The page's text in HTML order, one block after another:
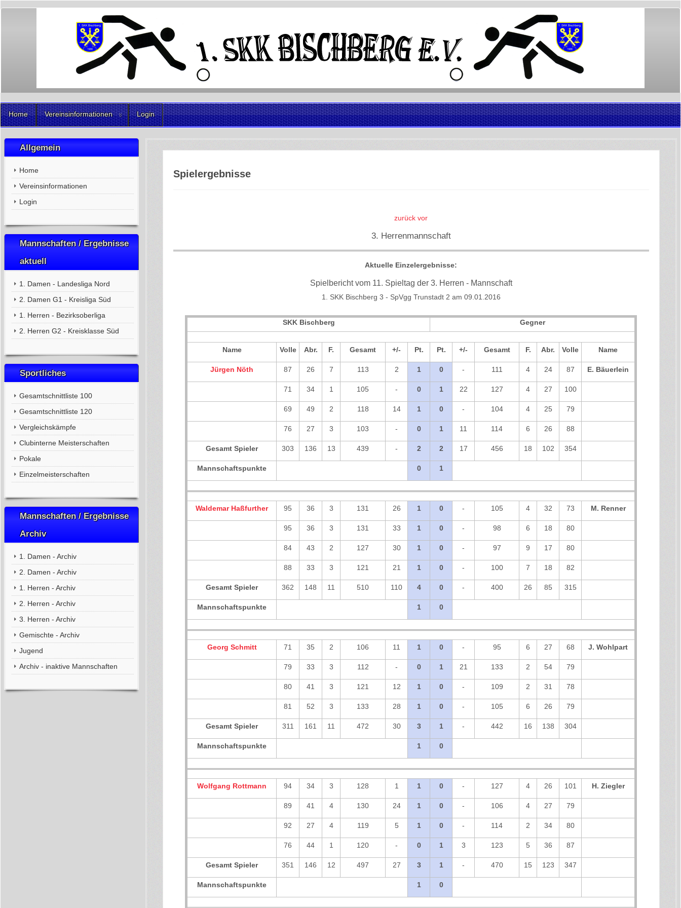
Home Vereinsinformationen Login
Allgemein
Home
Vereinsinformationen
Login
Mannschaften / Ergebnisse
aktuell
1. Damen - Landesliga Nord
2. Damen G1 - Kreisliga Süd
1. Herren - Bezirksoberliga
2. Herren G2 - Kreisklasse Süd
Sportliches
Gesamtschnittliste 100
Gesamtschnittliste 120
Vergleichskämpfe
Clubinterne Meisterschaften
Pokale
Einzelmeisterschaften
Mannschaften / Ergebnisse
Archiv
1. Damen - Archiv
2. Damen - Archiv
1. Herren - Archiv
2. Herren - Archiv
3. Herren - Archiv
Gemischte - Archiv
Jugend
Archiv - inaktive Mannschaften
Spielergebnisse
zurück vor
3. Herrenmannschaft
Aktuelle Einzelergebnisse:
Spielbericht vom 11. Spieltag der 3. Herren - Mannschaft
1. SKK Bischberg 3 - SpVgg Trunstadt 2 am 09.01.2016
SKK Bischberg Gegner
Name Volle Abr. F. Gesamt +/- Pt. Pt. +/- Gesamt F. Abr. Volle Name
Jürgen Nöth 87 26 7 113 2 1 0 - 111 4 24 87 E. Bäuerlein
71 34 1 105 - 0 1 22 127 4 27 100
69 49 2 118 14 1 0 - 104 4 25 79
76 27 3 103 - 0 1 11 114 6 26 88
Gesamt Spieler 303 136 13 439 - 2 2 17 456 18 102 354
Mannschaftspunkte 0 1
Waldemar Haßfurther 95 36 3 131 26 1 0 - 105 4 32 73 M. Renner
95 36 3 131 33 1 0 - 98 6 18 80
84 43 2 127 30 1 0 - 97 9 17 80
88 33 3 121 21 1 0 - 100 7 18 82
Gesamt Spieler 362 148 11 510 110 4 0 - 400 26 85 315
Mannschaftspunkte 1 0
Georg Schmitt 71 35 2 106 11 1 0 - 95 6 27 68 J. Wohlpart
79 33 3 112 - 0 1 21 133 2 54 79
80 41 3 121 12 1 0 - 109 2 31 78
81 52 3 133 28 1 0 - 105 6 26 79
Gesamt Spieler 311 161 11 472 30 3 1 - 442 16 138 304
Mannschaftspunkte 1 0
Wolfgang Rottmann 94 34 3 128 1 1 0 - 127 4 26 101 H. Ziegler
89 41 4 130 24 1 0 - 106 4 27 79
92 27 4 119 5 1 0 - 114 2 34 80
76 44 1 120 - 0 1 3 123 5 36 87
Gesamt Spieler 351 146 12 497 27 3 1 - 470 15 123 347
Mannschaftspunkte 1 0